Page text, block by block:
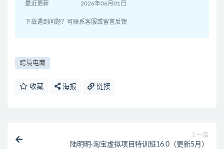
最近更新 2026年06月01日
下载遇到问题？可联系客服或留言反馈
跨境电商
收藏 海报 链接
上一篇
陆明明·淘宝虚拟项目特训班16.0（更新5月）